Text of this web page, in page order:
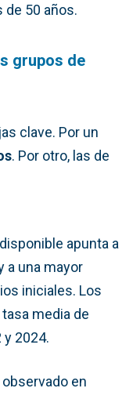
de 50 años.
grupos de
clave. Por un
. Por otro, las de
apunta a
a una mayor
iniciales. Los
media de
y 2024.
en